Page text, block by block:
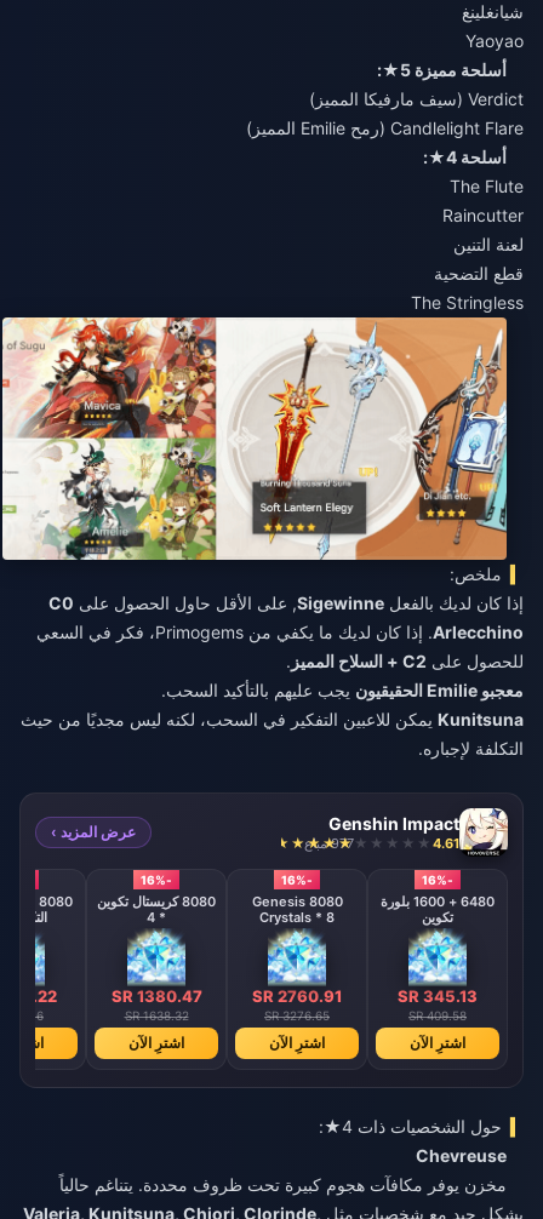
شيانغلينغ
Yaoyao
أسلحة مميزة 5★:
Verdict (سيف مارفيكا المميز)
Candlelight Flare (رمح Emilie المميز)
أسلحة 4★:
The Flute
Raincutter
لعنة التنين
قطع التضحية
The Stringless
ملخص:
إذا كان لديك بالفعل Sigewinne, على الأقل حاول الحصول على C0
Arlecchino
. إذا كان لديك ما يكفي من Primogems، فكر في السعي
للحصول على C2 + السلاح المميز
.
معجبو Emilie الحقيقيون
يجب عليهم بالتأكيد السحب.
Kunitsuna يمكن للاعبين التفكير في السحب، لكنه ليس مجديًا من حيث
التكلفة لإجباره.
Genshin Impact
4.61 977 مباع
عرض المزيد ›
-16%
6480 + 1600 بلورة
تكوين
SR 345.13
SR 409.58
اشترِ الآن
-16%
8080 Genesis
Crystals * 8
SR 2760.91
SR 3276.65
اشترِ الآن
-16%
8080 كريستال تكوين
* 4
SR 1380.47
SR 1638.32
اشترِ الآن
التكوين
690.22
819.16
اشترِ
حول الشخصيات ذات 4★:
Chevreuse
مخزن يوفر مكافآت هجوم كبيرة تحت ظروف محددة. يتناغم حالياً
بشكل جيد مع شخصيات مثل Valeria, Kunitsuna, Chiori, Clorinde,